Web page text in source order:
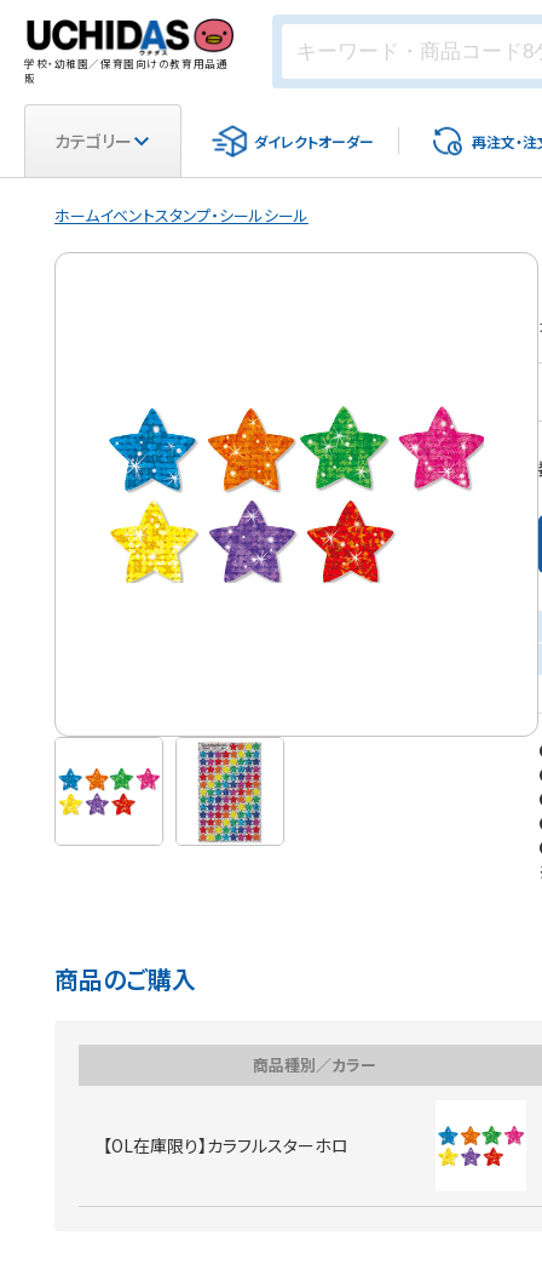
学校・幼稚園／保育園向けの教育用品通
販
カテゴリー ダイレクトオーダー 再注文・注
ホームイベントスタンプ・シールシール
商品のご購入
商品種別／カラー
【OL在庫限り】カラフルスターホロ